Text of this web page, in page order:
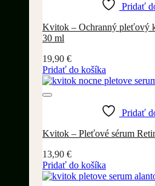
Pridať
Kvitok – Ochranný pleťový
30 ml
19,90 €
Pridať do košíka
Pridať
Kvitok – Pleťové sérum
13,90 €
Pridať do košíka